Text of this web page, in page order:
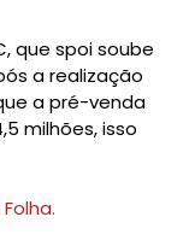
que spoi soube
a realização
a pré-venda
milhões, isso